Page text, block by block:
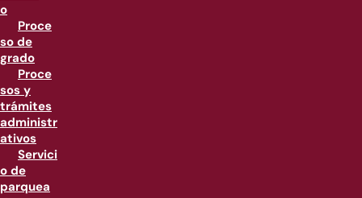
o
Proce
so de
grado
Proce
sos y
trámites
administr
ativos
Servici
o de
parquea